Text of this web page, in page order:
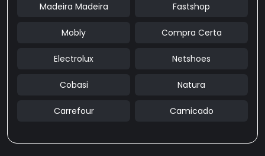
Madeira Madeira Fastshop
Mobly Compra Certa
Electrolux Netshoes
Cobasi Natura
Carrefour Camicado